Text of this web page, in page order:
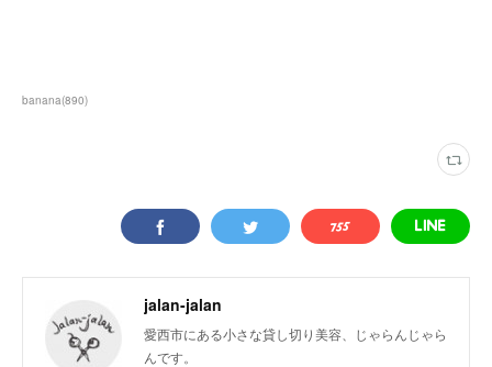
banana(890)
jalan-jalan
愛西市にある小さな貸し切り美容、じゃらんじゃら
んです。